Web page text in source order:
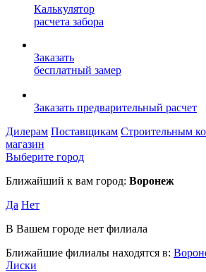
Калькулятор
расчета забора
Заказать
бесплатный замер
Заказать предварительный расчет
Дилерам Поставщикам Строительным
магазин
Выберите город
Ближайший к вам город: Воронеж
Да Нет
В Вашем городе нет филиала
Ближайшие филиалы находятся в:
Лиски